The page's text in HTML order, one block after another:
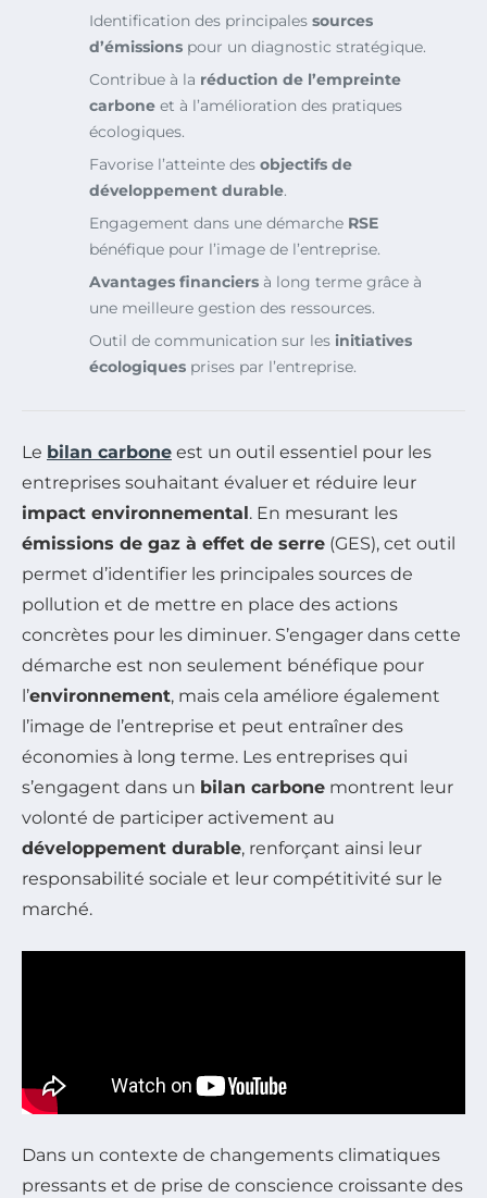
Identification des principales sources
d’émissions pour un diagnostic stratégique.
Contribue à la réduction de l’empreinte
carbone et à l’amélioration des pratiques
écologiques.
Favorise l’atteinte des objectifs de
développement durable.
Engagement dans une démarche RSE
bénéfique pour l’image de l’entreprise.
Avantages financiers à long terme grâce à
une meilleure gestion des ressources.
Outil de communication sur les initiatives
écologiques prises par l’entreprise.
Le bilan carbone est un outil essentiel pour les
entreprises souhaitant évaluer et réduire leur
impact environnemental. En mesurant les
émissions de gaz à effet de serre (GES), cet outil
permet d’identifier les principales sources de
pollution et de mettre en place des actions
concrètes pour les diminuer. S’engager dans cette
démarche est non seulement bénéfique pour
l’environnement, mais cela améliore également
l’image de l’entreprise et peut entraîner des
économies à long terme. Les entreprises qui
s’engagent dans un bilan carbone montrent leur
volonté de participer activement au
développement durable, renforçant ainsi leur
responsabilité sociale et leur compétitivité sur le
marché.
Dans un contexte de changements climatiques
pressants et de prise de conscience croissante des